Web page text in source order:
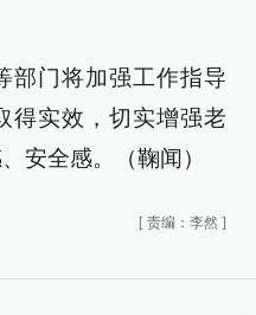
部门将加强工作指导
得实效，切实增强老
安全感。（鞠闻）
[ 责编：李然 ]